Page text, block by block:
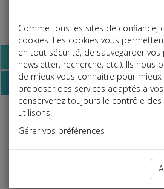
Base documentaire
Dépêches
Liste des dernières dépêches
Comme tous les sites de confiance,
cookies. Les cookies vous
en tout sécurité, de sauvegarder vos
newsletter, recherche, etc.). Ils nous
de mieux vous connaitre pour mieux
proposer des services adaptés à
conserverez toujours le contrôle
utilisons.
Gérer vos préférences